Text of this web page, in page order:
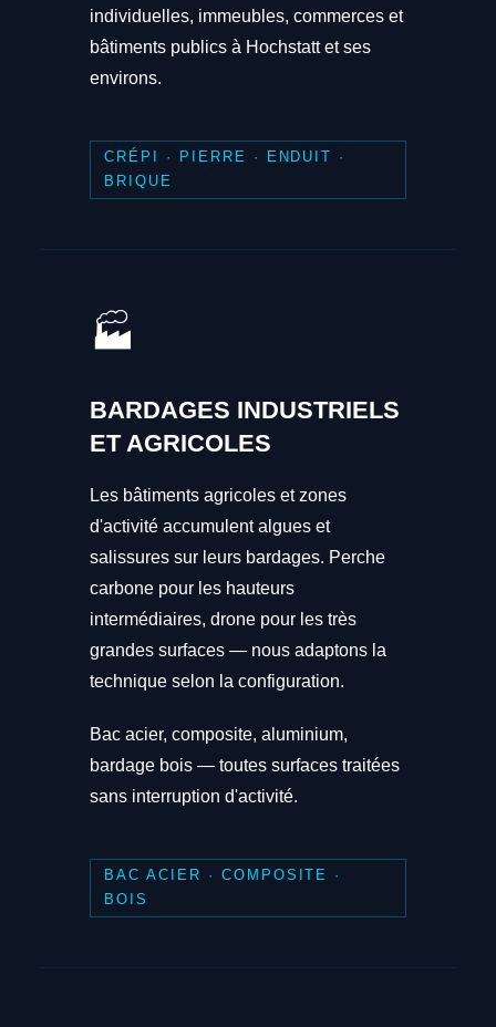
individuelles, immeubles, commerces et
bâtiments publics à Hochstatt et ses
environs.
CRÉPI · PIERRE · ENDUIT ·
BRIQUE
🏭
BARDAGES INDUSTRIELS
ET AGRICOLES
Les bâtiments agricoles et zones
d'activité accumulent algues et
salissures sur leurs bardages. Perche
carbone pour les hauteurs
intermédiaires, drone pour les très
grandes surfaces — nous adaptons la
technique selon la configuration.
Bac acier, composite, aluminium,
bardage bois — toutes surfaces traitées
sans interruption d'activité.
BAC ACIER · COMPOSITE ·
BOIS